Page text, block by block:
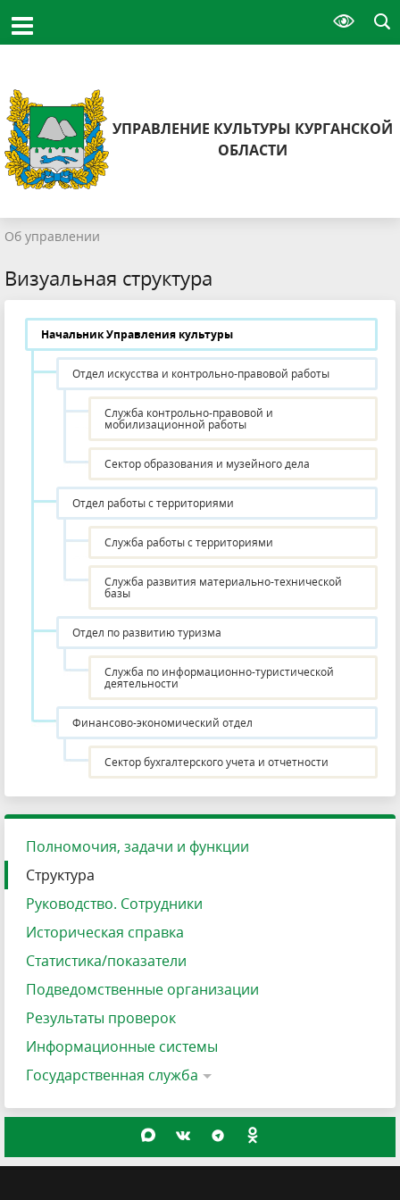
УПРАВЛЕНИЕ КУЛЬТУРЫ КУРГАНСКОЙ
ОБЛАСТИ
Об управлении
Визуальная структура
Начальник Управления культуры
Отдел искусства и контрольно-правовой работы
Служба контрольно-правовой и
мобилизационной работы
Сектор образования и музейного дела
Отдел работы с территориями
Служба работы с территориями
Служба развития материально-технической
базы
Отдел по развитию туризма
Служба по информационно-туристической
деятельности
Финансово-экономический отдел
Сектор бухгалтерского учета и отчетности
Полномочия, задачи и функции
Структура
Руководство. Сотрудники
Историческая справка
Статистика/показатели
Подведомственные организации
Результаты проверок
Информационные системы
Государственная служба